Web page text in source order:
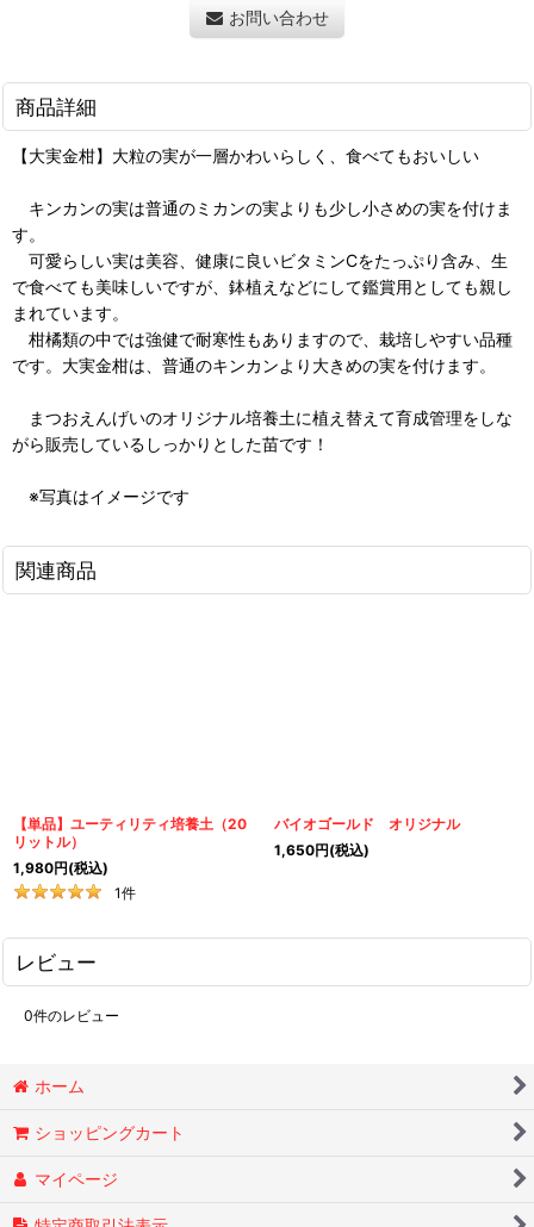
お問い合わせ
商品詳細
【大実金柑】大粒の実が一層かわいらしく、食べてもおいしい
キンカンの実は普通のミカンの実よりも少し小さめの実を付けま
す。
可愛らしい実は美容、健康に良いビタミンCをたっぷり含み、生
で食べても美味しいですが、鉢植えなどにして鑑賞用としても親し
まれています。
柑橘類の中では強健で耐寒性もありますので、栽培しやすい品種
です。大実金柑は、普通のキンカンより大きめの実を付けます。
まつおえんげいのオリジナル培養土に植え替えて育成管理をしな
がら販売しているしっかりとした苗です！
※写真はイメージです
関連商品
【単品】ユーティリティ培養土（20
リットル）
1,980円(税込)
1件
バイオゴールド オリジナル
1,650円(税込)
レビュー
0件のレビュー
ホーム
ショッピングカート
マイページ